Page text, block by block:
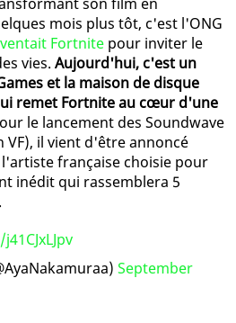
mois plus tôt, c'est l'ONG
Fortnite pour inviter le
vies. Aujourd'hui, c'est un
et la maison de disque
remet Fortnite au cœur d'une
le lancement des Soundwave
VF), il vient d'être annoncé
française choisie pour
inédit qui rassemblera 5
September